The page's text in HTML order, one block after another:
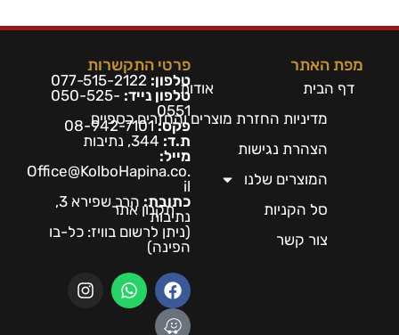
מפת האתר
דף הבית
אודות
מדיניות החזרת מוצרים והחזרים כספיים
הצהרת נגישות
המוצרים שלנו
סל הקניות
תקנון אתר
צור קשר
פרטי התקשרות
טלפון: 077-515-2122
טלפון נייד: 050-525-
0551
פקס:08-942-7101
ת.ד:
מייל:
Office@KolboHapina.co.
il
כתובת:
הרב שפירא 3,
נתיבות
(ניתן לרשום בוויז: כל-בו
הפינה)